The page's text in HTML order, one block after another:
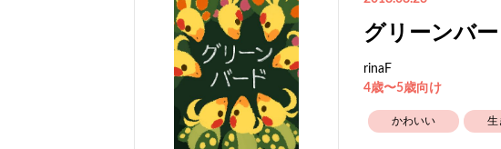
グリーンバー
rinaF
4歳〜5歳向け
かわいい 生